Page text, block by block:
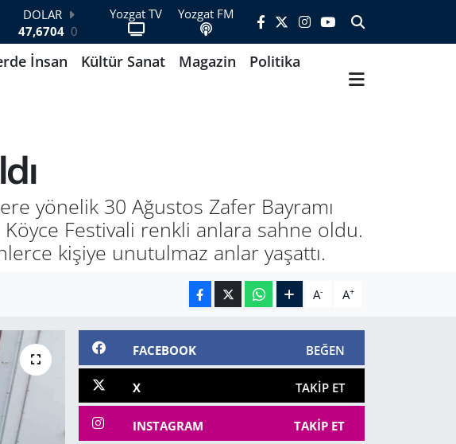
DOLAR
47,6704 0
EURO
55,0406 -0.08
13.799
BITCOIN
64.225,61
-0.63
Yozgat TV Yozgat FM
İnsan Kültür Sanat Magazin
Politika
yönelik 30 Ağustos Zafer Bayramı
Köyce Festivali renkli anlara sahne oldu.
kişiye unutulmaz anlar yaşattı.
A- A+
FACEBOOK BEĞEN
X TAKIP ET
INSTAGRAM TAKIP ET